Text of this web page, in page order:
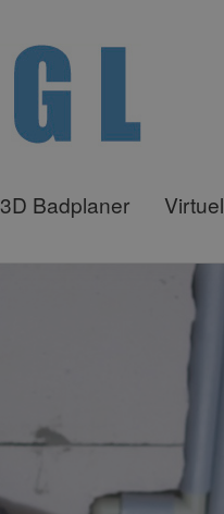
3D Badplaner